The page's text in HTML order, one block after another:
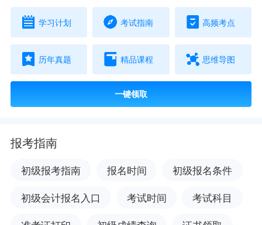
学习计划 考试指南 高频考点
历年真题 精品课程 思维导图
一键领取
报考指南
初级报考指南 报名时间
初级报名条件
初级会计报名入口
考试时间
考试科目